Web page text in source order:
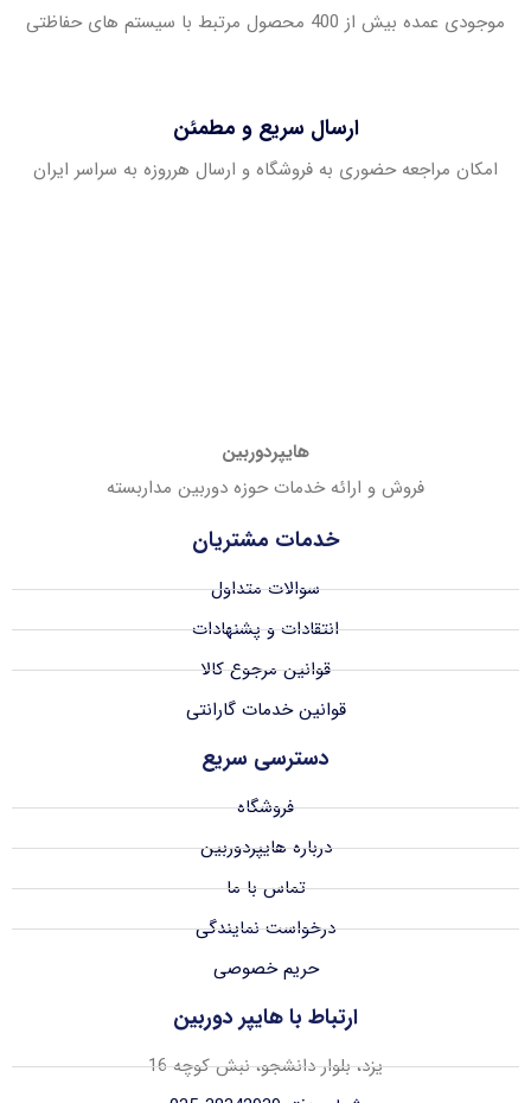
موجودی عمده بیش از 400 محصول مرتبط با سیستم های حفاظتی
ارسال سریع و مطمئن
امکان مراجعه حضوری به فروشگاه و ارسال هرروزه به سراسر ایران
هایپردوربین
فروش و ارائه خدمات حوزه دوربین مداربسته
خدمات مشتریان
سوالات متداول
انتقادات و پشنهادات
قوانین مرجوع کالا
قوانین خدمات گارانتی
دسترسی سریع
فروشگاه
درباره هایپردوربین
تماس با ما
درخواست نمایندگی
حریم خصوصی
ارتباط با هایپر دوربین
یزد، بلوار دانشجو، نبش کوچه 16